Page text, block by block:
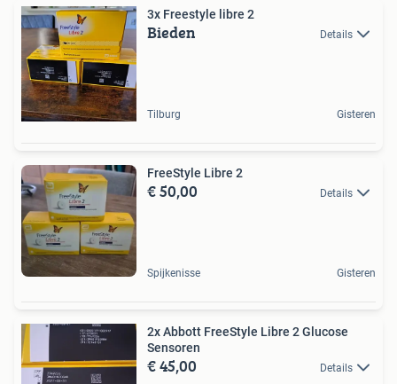
3x Freestyle libre 2
Bieden Details
Tilburg Gisteren
FreeStyle Libre 2
€ 50,00 Details
Spijkenisse Gisteren
2x Abbott FreeStyle Libre 2 Glucose
Sensoren
€ 45,00 Details